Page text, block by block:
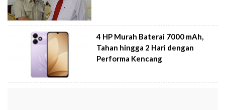
4 HP Murah Baterai 7000 mAh,
Tahan hingga 2 Hari dengan
Performa Kencang